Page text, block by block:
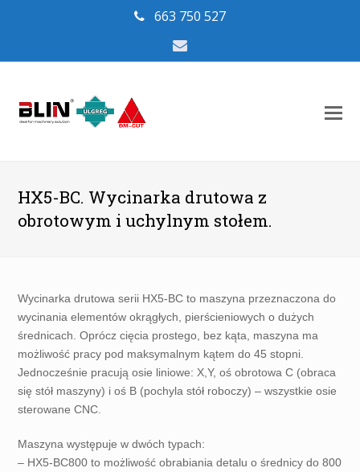
663 750 527
Email
HX5-BC. Wycinarka drutowa z
obrotowym i uchylnym stołem.
Wycinarka drutowa serii HX5-BC to maszyna przeznaczona do
wycinania elementów okrągłych, pierścieniowych o dużych
średnicach. Oprócz cięcia prostego, bez kąta, maszyna ma
możliwość pracy pod maksymalnym kątem do 45 stopni.
Jednocześnie pracują osie liniowe: X,Y, oś obrotowa C (obraca
się stół maszyny) i oś B (pochyla stół roboczy) – wszystkie osie
sterowane CNC.
Maszyna występuje w dwóch typach:
– HX5-BC800 to możliwość obrabiania detalu o średnicy do 800